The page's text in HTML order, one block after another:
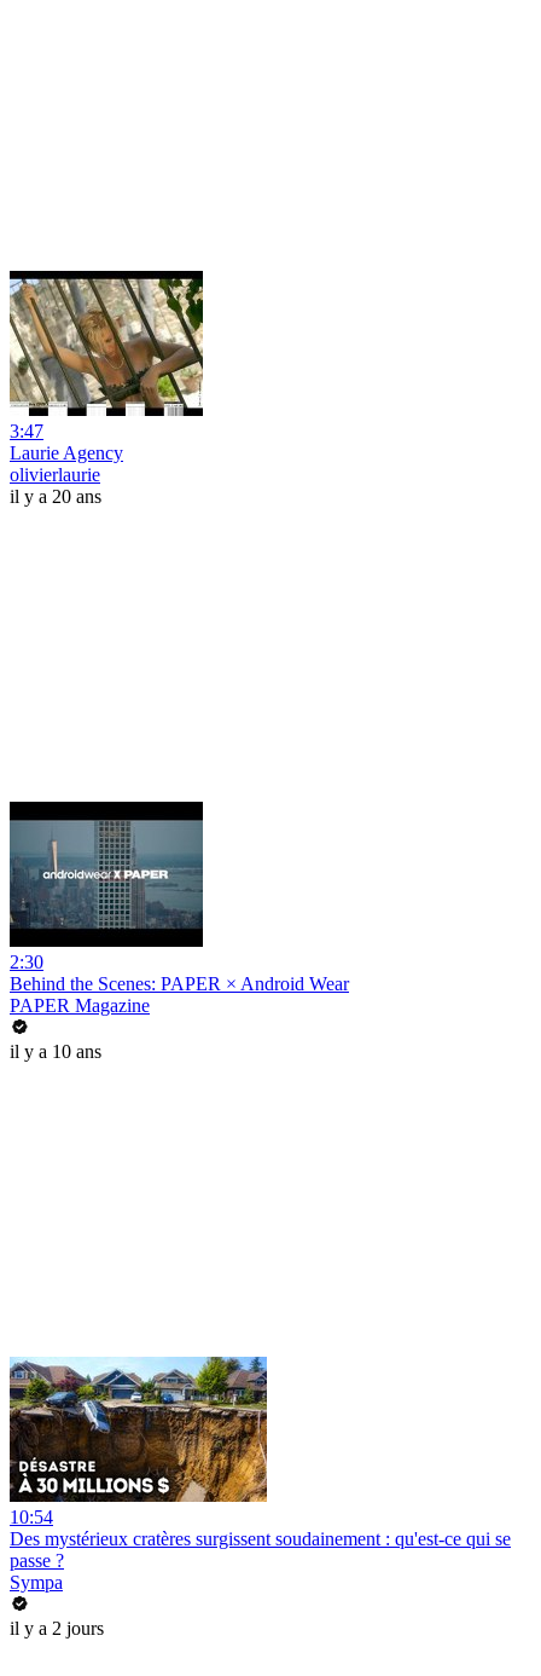
3:47
Laurie Agency
olivierlaurie
il y a 20 ans
2:30
Behind the Scenes: PAPER × Android Wear
PAPER Magazine
il y a 10 ans
10:54
Des mystérieux cratères surgissent soudainement : qu'est-ce qui se
passe ?
Sympa
il y a 2 jours